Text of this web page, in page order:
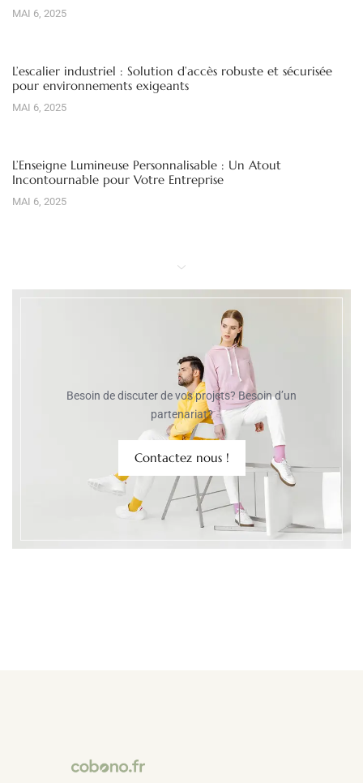
MAI 6, 2025
L’escalier industriel : Solution d’accès robuste et sécurisée
pour environnements exigeants
MAI 6, 2025
L’Enseigne Lumineuse Personnalisable : Un Atout
Incontournable pour Votre Entreprise
MAI 6, 2025
Besoin de discuter de vos projets? Besoin d’un
partenariat?
Contactez nous !